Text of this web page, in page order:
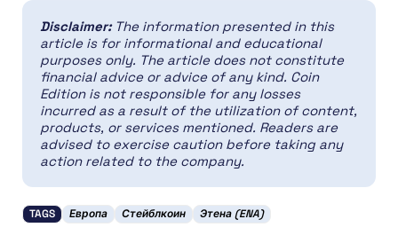
Disclaimer: The information presented in this
article is for informational and educational
purposes only. The article does not constitute
financial advice or advice of any kind. Coin
Edition is not responsible for any losses
incurred as a result of the utilization of content,
products, or services mentioned. Readers are
advised to exercise caution before taking any
action related to the company.
TAGS Европа Стейблкоин Этена (ENA)